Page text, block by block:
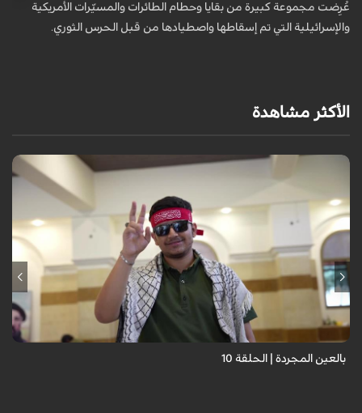
عُرِضت مجموعة كبيرة من بقايا وحطام الطائرات والمسيّرات الأمريكية
والإسرائيلية التي تم إسقاطها واصطيادها من قبل الحرس الثوري.
الأكثر مشاهدة
برنامج "بالعين المجردة" هو توثيق إنسانيٌّ شجاعٌ للحياة تحت وطأة الحرب،
حيث نستمع فيه إلى شهاداتٍ حيّةٍ لأشخاص عايشوا التفجيرات والدمار، فنرى
بعيونهم ت...
بالعين المجردة | الحلقة 10